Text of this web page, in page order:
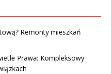
Remonty mieszkań
Prawa: Kompleksowy